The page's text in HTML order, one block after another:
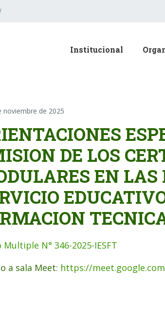
Institucional
noviembre de 2025
DE LOS
EN LAS
Multiple N° 346-2025-IESFT
a sala Meet: https://